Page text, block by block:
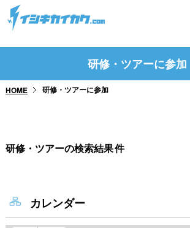
トップページ
研修・ツアーに参加
研修・ツアーに参加
HOME 研修・ツアーに参加
研修・ツアーの検索結果件
カレンダー